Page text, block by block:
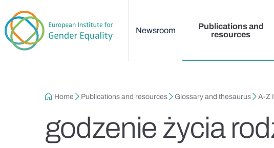
Newsroom
Publications and
resources
Breadcrumb
Home Publications and resources Glossary and thesaurus A-Z
godzenie życia